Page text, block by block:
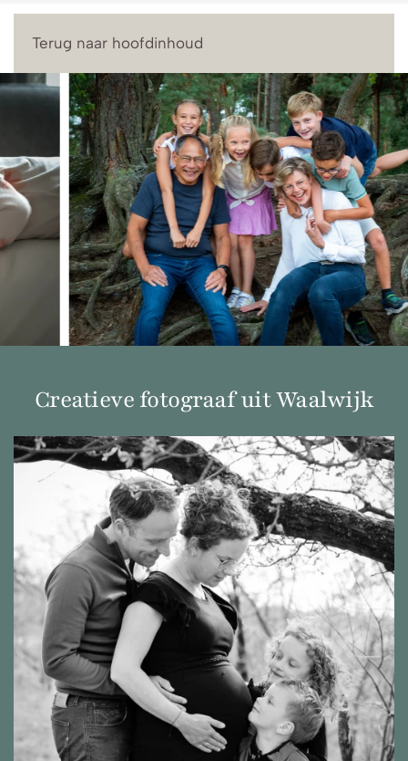
Terug naar hoofdinhoud
Creatieve fotograaf uit Waalwijk